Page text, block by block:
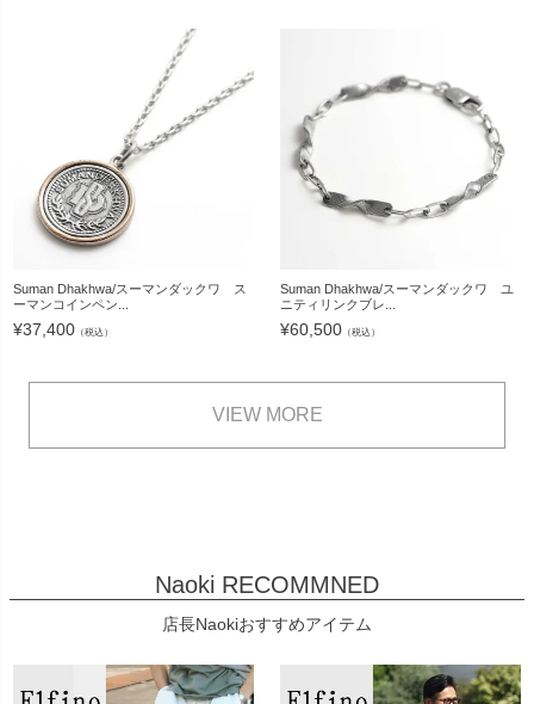
Suman Dhakhwa/スーマンダックワ ス
ーマンコインペン...
¥37,400 （税込）
Suman Dhakhwa/スーマンダックワ ユ
ニティリンクブレ...
¥60,500 （税込）
VIEW MORE
Naoki RECOMMNED
店長Naokiおすすめアイテム